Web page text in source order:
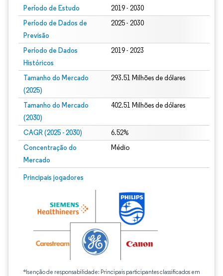
Período de Estudo 2019 - 2030
Período de Dados de
Previsão
2025 - 2030
Período de Dados
Históricos
2019 - 2023
Tamanho do Mercado
(2025)
293.51 Milhões de dólares
Tamanho do Mercado
(2030)
402.51 Milhões de dólares
CAGR (2025 - 2030) 6.52%
Concentração do
Mercado
Médio
Principais jogadores
*Isenção de responsabilidade: Principais participantes classificados em